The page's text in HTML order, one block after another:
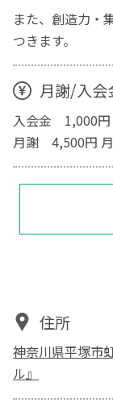
また、創造力・
つきます。
月謝/入会
入会金 1,000円
月謝 4,500円
住所
神奈川県平塚市
ル』